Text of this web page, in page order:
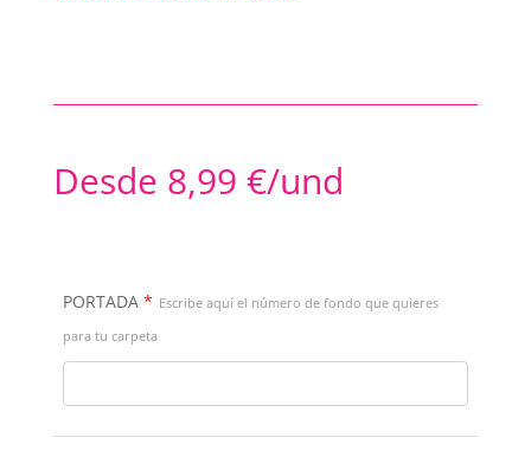
Desde 8,99 €/und
PORTADA* Escribe aquí el número de fondo que quieres
para tu carpeta